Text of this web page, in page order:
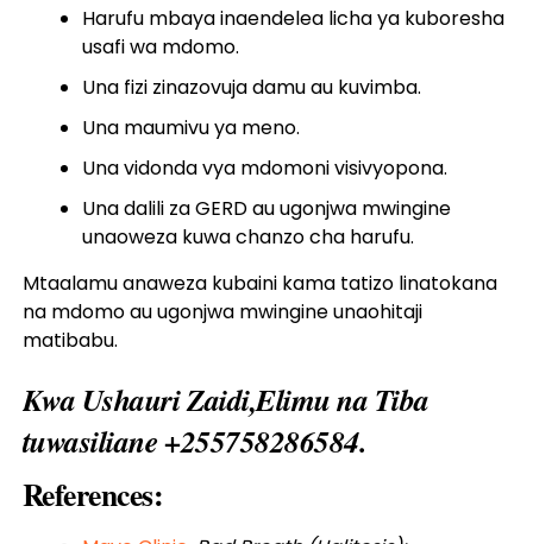
Harufu mbaya inaendelea licha ya kuboresha
usafi wa mdomo.
Una fizi zinazovuja damu au kuvimba.
Una maumivu ya meno.
Una vidonda vya mdomoni visivyopona.
Una dalili za GERD au ugonjwa mwingine
unaoweza kuwa chanzo cha harufu.
Mtaalamu anaweza kubaini kama tatizo linatokana
na mdomo au ugonjwa mwingine unaohitaji
matibabu.
Kwa Ushauri Zaidi,Elimu na Tiba
tuwasiliane +255758286584.
References: